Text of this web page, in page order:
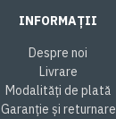
INFORMAȚII
Despre noi
Livrare
Modalități de plată
Garanție și returnare